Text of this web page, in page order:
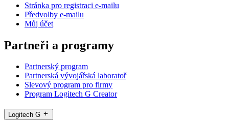
Stránka pro registraci e-mailu
Předvolby e-mailu
Můj účet
Partneři a programy
Partnerský program
Partnerská vývojářská laboratoř
Slevový program pro firmy
Program Logitech G Creator
Logitech G